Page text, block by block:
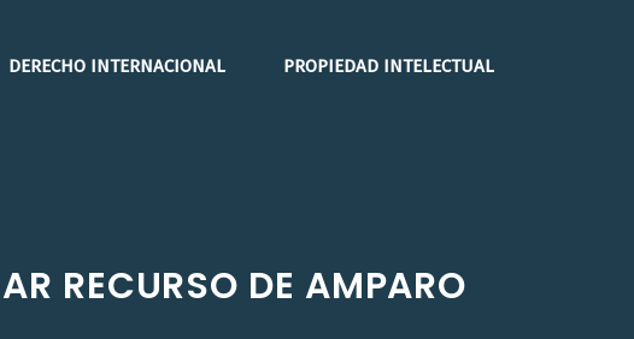
DERECHO INTERNACIONAL PROPIEDAD INTELECTUAL
RECURSO DE AMPARO